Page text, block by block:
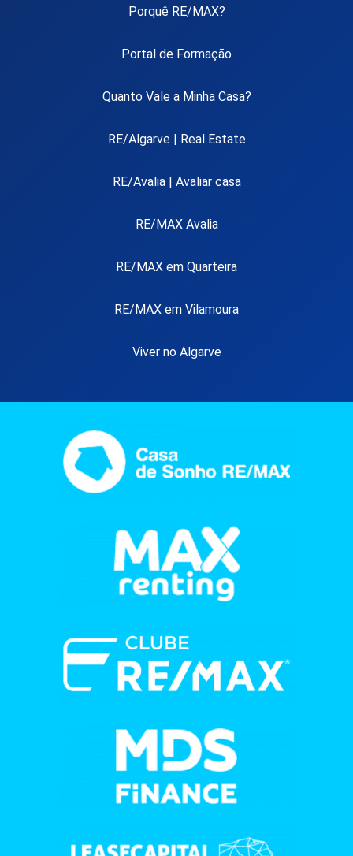
Porquê RE/MAX?
Portal de Formação
Quanto Vale a Minha Casa?
RE/Algarve | Real Estate
RE/Avalia | Avaliar casa
RE/MAX Avalia
RE/MAX em Quarteira
RE/MAX em Vilamoura
Viver no Algarve